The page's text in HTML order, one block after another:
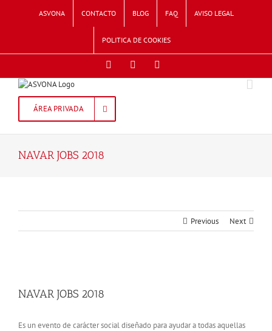
ASVONA CONTACTO BLOG FAQ AVISO LEGAL
POLITICA DE COOKIES
FacebookTwitter
ÁREA PRIVADA
NAVAR JOBS 2018
Previous Next
Image
NAVAR JOBS 2018
Es un evento de carácter social diseñado para ayudar a todas aquellas